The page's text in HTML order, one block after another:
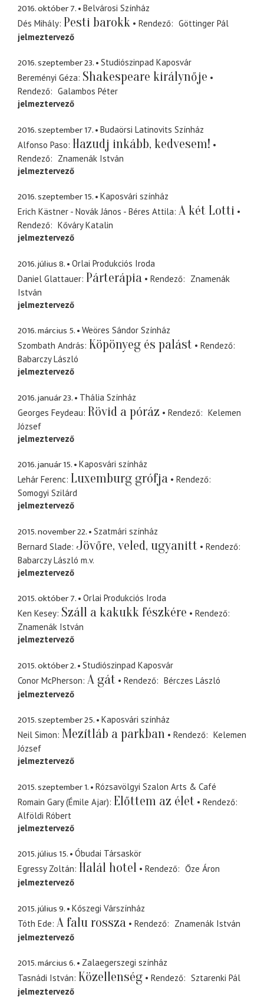
2016. október 7.
Belvárosi Színház
Dés Mihály Pesti barokk Rendező
Göttinger Pál
jelmeztervező
2016. szeptember 23.
Studiószinpad Kaposvár
Bereményi Géza Shakespeare királynője
Rendező
Galambos Péter
jelmeztervező
2016. szeptember 17.
Budaörsi Latinovits Színház
Alfonso Paso Hazudj inkább, kedvesem!
Rendező
Znamenák István
jelmeztervező
2016. szeptember 15.
Kaposvári színház
Erich Kästner - Novák János - Béres Attila A két Lotti
Rendező
Kőváry Katalin
jelmeztervező
2016. július 8.
Orlai Produkciós Iroda
Daniel Glattauer Párterápia Rendező
Znamenák
István
jelmeztervező
2016. március 5.
Weöres Sándor Színház
Szombath András Köpönyeg és palást
Rendező
Babarczy László
jelmeztervező
2016. január 23.
Thália Színház
Georges Feydeau Rövid a póráz Rendező
Kelemen
József
jelmeztervező
2016. január 15.
Kaposvári színház
Lehár Ferenc Luxemburg grófja
Rendező
Somogyi Szilárd
jelmeztervező
2015. november 22.
Szatmári színház
Bernard Slade Jövőre, veled, ugyanitt
Rendező
Babarczy László m.v.
jelmeztervező
2015. október 7.
Orlai Produkciós Iroda
Ken Kesey Száll a kakukk fészkére
Rendező
Znamenák István
jelmeztervező
2015. október 2.
Studiószinpad Kaposvár
Conor McPherson A gát Rendező
Bérczes László
jelmeztervező
2015. szeptember 25.
Kaposvári színház
Neil Simon Mezítláb a parkban Rendező
Kelemen
József
jelmeztervező
2015. szeptember 1.
Rózsavölgyi Szalon Arts & Café
Romain Gary (Émile Ajar) Előttem az élet
Rendező
Alföldi Róbert
jelmeztervező
2015. július 15.
Óbudai Társaskör
Egressy Zoltán Halál hotel Rendező
Őze Áron
jelmeztervező
2015. július 9.
Kőszegi Várszínház
Tóth Ede A falu rossza Rendező
Znamenák István
jelmeztervező
2015. március 6.
Zalaegerszegi színház
Tasnádi István Közellenség Rendező
Sztarenki Pál
jelmeztervező